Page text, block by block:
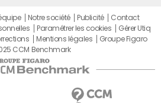
Notre société Publicité
Contact
Paramétrer les cookies
Gérer Utiq
Mentions légales
Groupe Figaro
CCM Benchmark